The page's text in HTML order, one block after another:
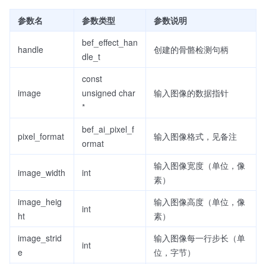
参数名 参数类型 参数说明
handle
bef_effect_han
dle_t
创建的骨骼检测句柄
image
const
unsigned char
*
输入图像的数据指针
pixel_format
bef_ai_pixel_f
ormat
输入图像格式，见备注
image_width int
输入图像宽度（单位，像
素）
image_heig
ht
int
输入图像高度（单位，像
素）
image_strid
e
int
输入图像每一行步长（单
位，字节）